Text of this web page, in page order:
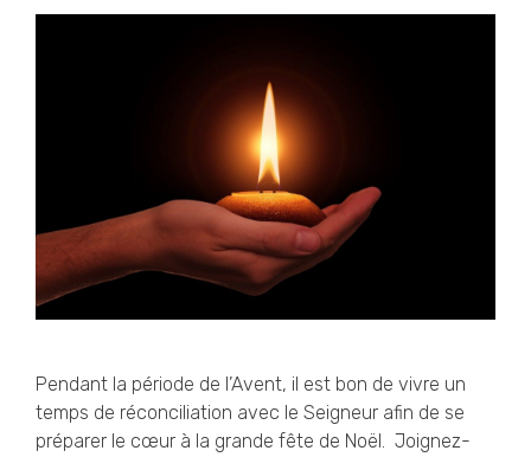
Pendant la période de l’Avent, il est bon de vivre un
temps de réconciliation avec le Seigneur afin de se
préparer le cœur à la grande fête de Noël. Joignez-